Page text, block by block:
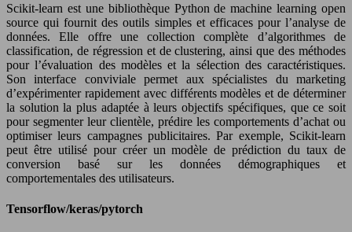
Scikit-learn est une bibliothèque Python de machine learning open
source qui fournit des outils simples et efficaces pour l’analyse de
données. Elle offre une collection complète d’algorithmes de
classification, de régression et de clustering, ainsi que des méthodes
pour l’évaluation des modèles et la sélection des caractéristiques.
Son interface conviviale permet aux spécialistes du marketing
d’expérimenter rapidement avec différents modèles et de déterminer
la solution la plus adaptée à leurs objectifs spécifiques, que ce soit
pour segmenter leur clientèle, prédire les comportements d’achat ou
optimiser leurs campagnes publicitaires. Par exemple, Scikit-learn
peut être utilisé pour créer un modèle de prédiction du taux de
conversion basé sur les données démographiques et
comportementales des utilisateurs.
Tensorflow/keras/pytorch